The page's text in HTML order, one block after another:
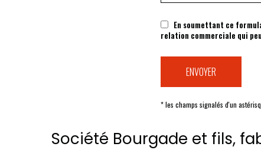
En soumettant ce
relation commerciale qui
* les champs signalés d'un
Société Bourgade et fils,